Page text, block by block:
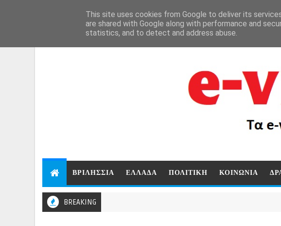
ΒΡΙΛΗΣΣΙΑ ΕΛΛΑΔΑ ΠΟΛΙΤΙΚΗ ΚΟΙΝΩΝΙΑ
BREAKING
This site uses cookies from Google to deliver its
are shared with Google along with performance and
statistics, and to detect and address abuse.